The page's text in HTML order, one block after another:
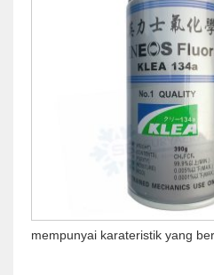
mempunyai karateristik yang